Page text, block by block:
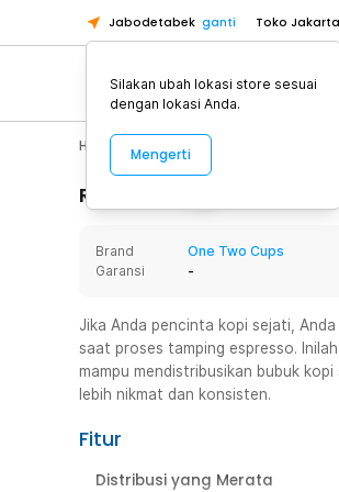
Jabodetabek ganti Toko
Toko
Toko Cikupa
Pick n Go
Pick n Go
Toko Jakarta
Toko
Toko Cikupa
Pick n Go
Home Appliance Perlengkapan
Rincian Produk
Brand
One Two Cups
Garansi
-
Jika Anda pencinta kopi sejati,
saat proses tamping espresso.
mampu mendistribusikan bubuk
lebih nikmat dan konsisten.
Fitur
Distribusi yang Merata
Silakan ubah lokasi store sesuai
dengan lokasi Anda.
Mengerti